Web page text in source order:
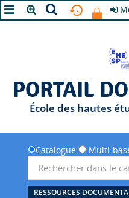
PORTAIL
École des hautes
Catalogue Multi-
RESSOURCES